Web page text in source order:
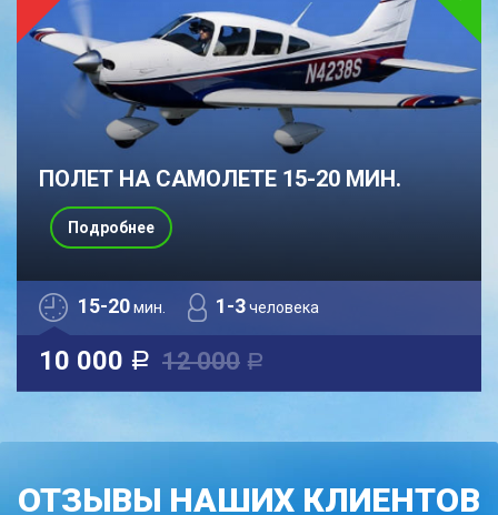
ПОЛЕТ НА САМОЛЕТЕ 15-20 МИН.
15-20мин. 1-3человека
10 000 a 12 000 a
Подробнее
ОТЗЫВЫ НАШИХ КЛИЕНТОВ